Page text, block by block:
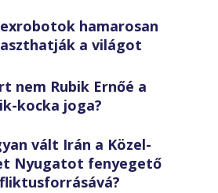
hamarosan
a világot
nem Rubik Ernőé a
kocka joga?
vált Irán a Közel-
Nyugatot fenyegető